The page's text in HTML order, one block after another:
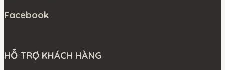
Facebook
HỖ TRỢ KHÁCH HÀNG